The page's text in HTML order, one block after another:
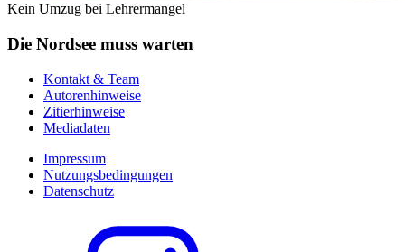
Kein Umzug bei Lehrermangel
Die Nordsee muss warten
Kontakt & Team
Autorenhinweise
Zitierhinweise
Mediadaten
Impressum
Nutzungsbedingungen
Datenschutz